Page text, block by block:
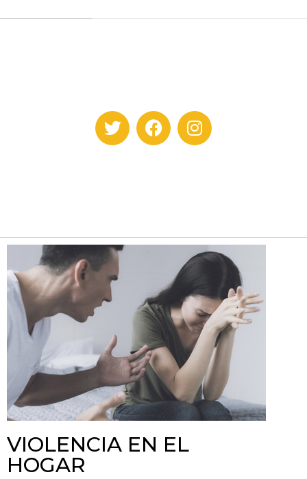
VIOLENCIA EN EL
HOGAR